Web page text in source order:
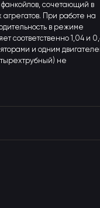
сочетающий в
При работе на
в режиме
соответственно 1,04 и
и одним
не